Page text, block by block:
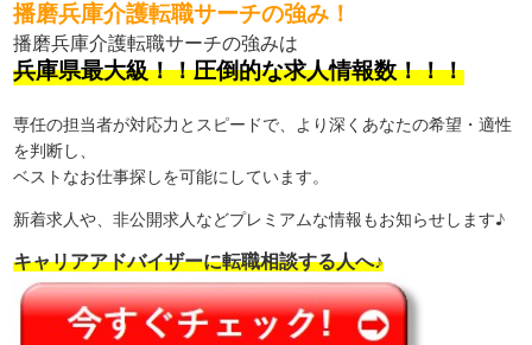
播磨兵庫介護転職サーチの強み！
播磨兵庫介護転職サーチの強みは
兵庫県最大級！！圧倒的な求人情報数！！！
専任の担当者が対応力とスピードで、より深くあなたの希望・適性
を判断し、
ベストなお仕事探しを可能にしています。
新着求人や、非公開求人などプレミアムな情報もお知らせします♪
キャリアアドバイザーに転職相談する人へ♪